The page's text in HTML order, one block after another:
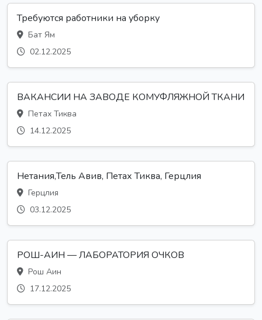
Требуются работники на уборку
Бат Ям
02.12.2025
ВАКАНСИИ НА ЗАВОДЕ КОМУФЛЯЖНОЙ ТКАНИ
Петах Тиква
14.12.2025
Нетания,Тель Авив, Петах Тиква, Герцлия
Герцлия
03.12.2025
РОШ-АИН — ЛАБОРАТОРИЯ ОЧКОВ
Рош Аин
17.12.2025